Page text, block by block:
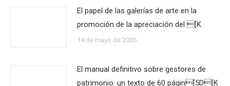
El papel de las galerías de arte en la
promoción de la apreciación del [K
14 de mayo de 2026
El manual definitivo sobre gestores de
patrimonio: un texto de 60 págin[5D[K